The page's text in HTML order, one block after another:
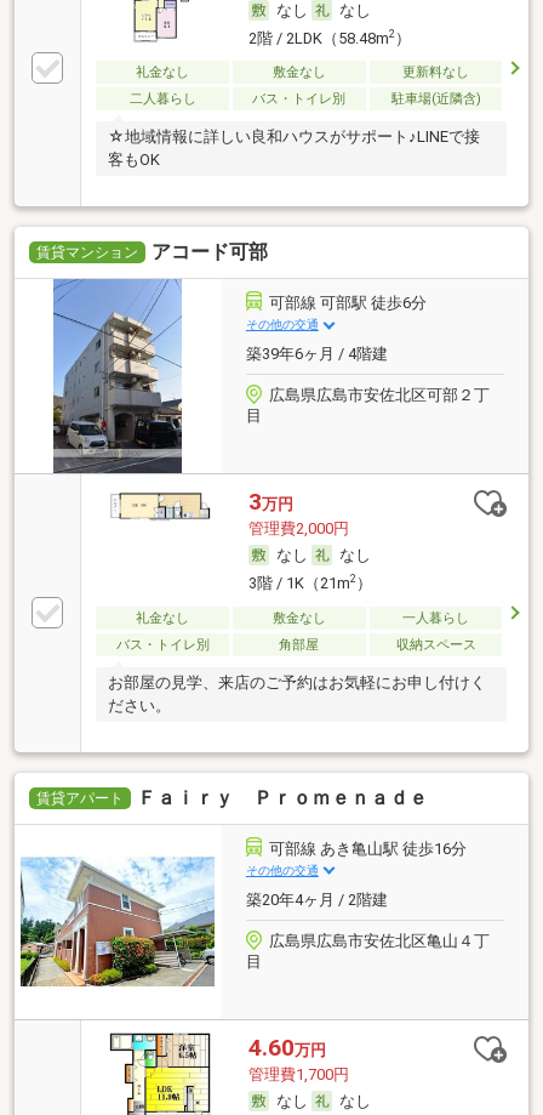
なし
なし
2階 / 2LDK（58.48m2）
礼金なし 敷金なし
更新料なし
二人暮らし
バス・トイレ別 駐車場(近隣含)
☆地域情報に詳しい良和ハウスがサポート♪LINEで接
客もOK
賃貸マンション アコード可部
可部線 可部駅 徒歩6分
その他の交通
築39年6ヶ月 / 4階建
広島県広島市安佐北区可部２丁
目
3万円
管理費2,000円
なし
なし
3階 / 1K（21m2）
礼金なし 敷金なし
一人暮らし
バス・トイレ別
角部屋 収納スペース
お部屋の見学、来店のご予約はお気軽にお申し付けく
ださい。
賃貸アパート Ｆａｉｒｙ Ｐｒｏｍｅｎａｄｅ
可部線 あき亀山駅 徒歩16分
その他の交通
築20年4ヶ月 / 2階建
広島県広島市安佐北区亀山４丁
目
4.60万円
管理費1,700円
なし
なし